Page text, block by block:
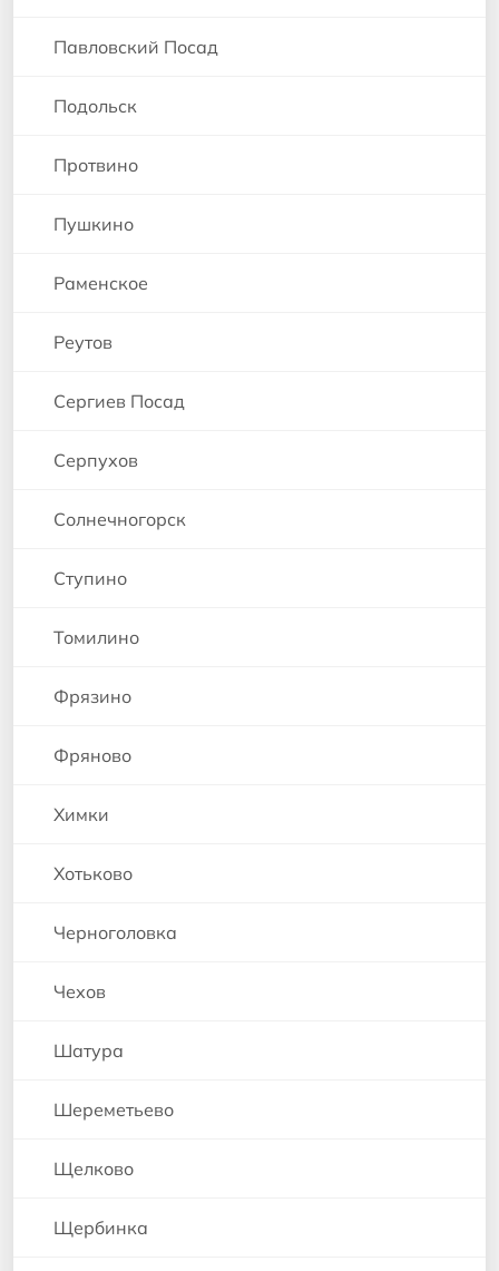
Павловский Посад
Подольск
Протвино
Пушкино
Раменское
Реутов
Сергиев Посад
Серпухов
Солнечногорск
Ступино
Томилино
Фрязино
Фряново
Химки
Хотьково
Черноголовка
Чехов
Шатура
Шереметьево
Щелково
Щербинка